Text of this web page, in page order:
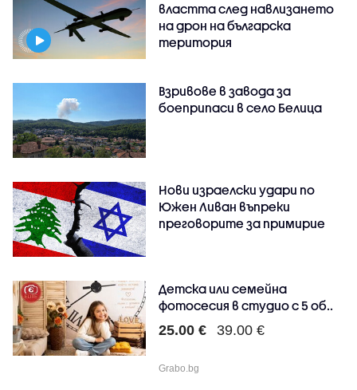
властта след навлизането
на дрон на българска
територия
Взривове в завода за
боеприпаси в село Белица
Нови израелски удари по
Южен Ливан въпреки
преговорите за примирие
Детска или семейна
фотосесия в студио с 5 об..
25.00 € 39.00 €
Grabo.bg